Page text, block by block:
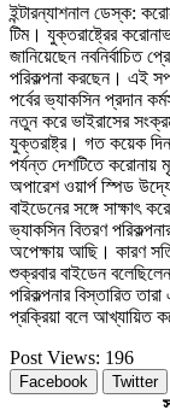
ইন্টারন্যাশনাল ডেস্ক:
টিম। যুক্তরাষ্ট্রের
জানিয়েছেন নবনির্বাচিত
পরিকল্পনা করছেন। এই
পর্বের ভ্যাকসিন প্রদান
নতুন করে ভাইরাসের
যুক্তরাষ্ট্র। গত কয়েক
পর্যন্ত দেশটিতে করোনায়
অপারেশ ওয়ার্প স্পিড
বাইডেনের সঙ্গে সাক্ষাৎ
ভ্যাকসিন বিতরণ
অপেক্ষায় আছি। কারণ
শুক্রবার বাইডেন
পরিকল্পনার বিস্তারিত
প্রক্রিয়া বলে আখ্যায়িত
Post Views: 196
Facebook Twitter